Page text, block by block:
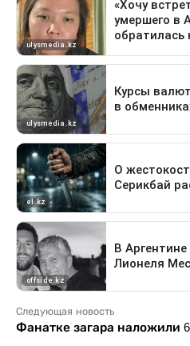
Следующая новость
Фанатке загара наложили